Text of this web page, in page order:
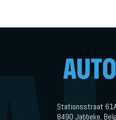
Stationsstraat
8490 Jabbeke,